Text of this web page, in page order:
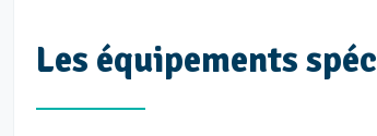
Les équipements